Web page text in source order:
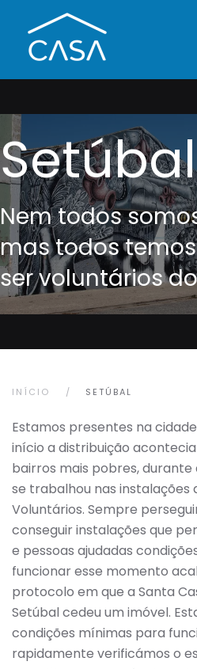
Setúbal
Nem todos
mas todos
ser voluntários
INÍCIO SETÚBAL
Estamos presentes na
início a distribuição
bairros mais pobres,
se trabalhou nas instalações
Voluntários. Sempre
conseguir instalações que
e pessoas ajudadas
funcionar esse momento
protocolo em que a Santa
Setúbal cedeu um imóvel.
condições mínimas para
rapidamente verificámos o